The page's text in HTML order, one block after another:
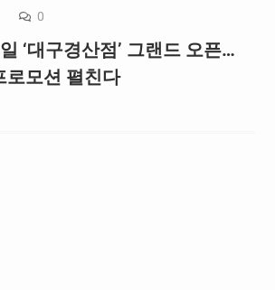
0
‘대구경산점’ 그랜드 오픈…
로모션 펼친다